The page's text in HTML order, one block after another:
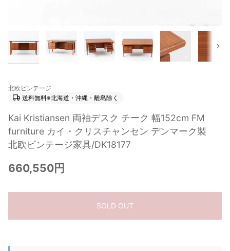
次
北欧ビンテージ
送料無料※北海道・沖縄・離島除く
Kai Kristiansen 両袖デスク チーク 幅152cm FM
furniture カイ・クリスチャンセン デンマーク製
北欧ビンテージ家具/DK18177
660,550円
SOLD OUT